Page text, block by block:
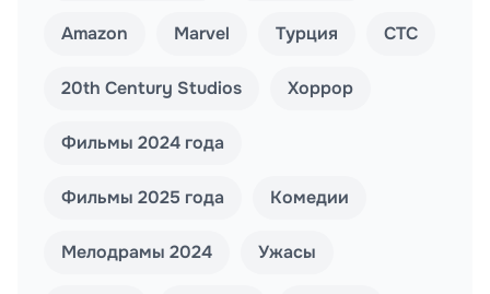
Amazon Marvel Турция СТС
20th Century Studios Хоррор
Фильмы 2024 года
Фильмы 2025 года Комедии
Мелодрамы 2024 Ужасы